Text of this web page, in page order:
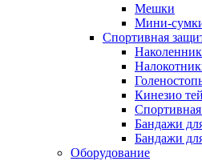
Мешки
Мини-
Спортивная
Кинезио
Бандажи
Бандажи
Оборудование